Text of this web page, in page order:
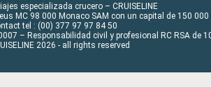
especializada crucero – CRUISELINE
MC 98 000 Monaco SAM con un capital de 150 000
tel : (00) 377 97 97 84 50
– Responsabilidad civil y profesional RC RSA de
2026 - all rights reserved